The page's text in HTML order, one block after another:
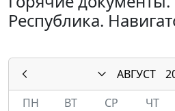
Республика.
АВГУСТ
ПН
ВТ СР ЧТ